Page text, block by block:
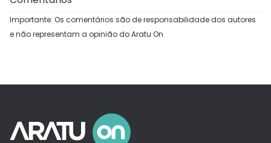
Importante: Os comentários são de responsabilidade dos autores
e não representam a opinião do Aratu On.